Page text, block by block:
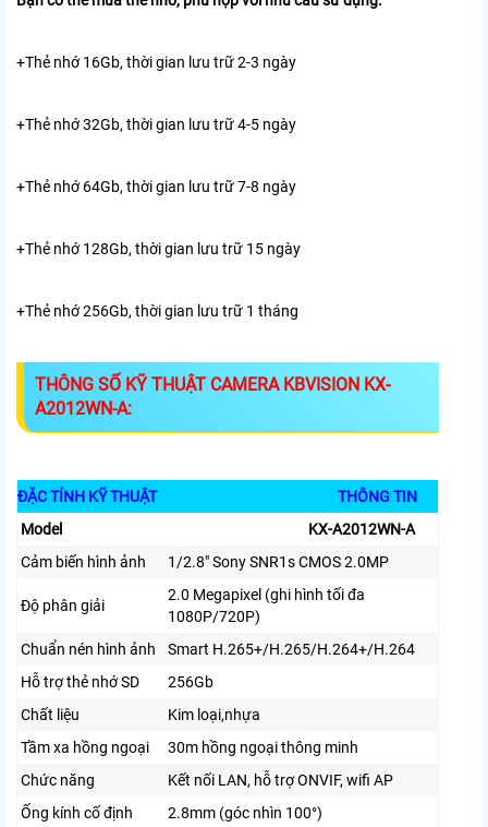
+Thẻ nhớ 16Gb, thời gian lưu trữ 2-3 ngày
+Thẻ nhớ 32Gb, thời gian lưu trữ 4-5 ngày
+Thẻ nhớ 64Gb, thời gian lưu trữ 7-8 ngày
+Thẻ nhớ 128Gb, thời gian lưu trữ 15 ngày
+Thẻ nhớ 256Gb, thời gian lưu trữ 1 tháng
THÔNG SỐ KỸ THUẬT CAMERA KBVISION KX-
A2012WN-A:
ĐẶC TÍNH KỸ THUẬT
THÔNG TIN
Model
KX-A2012WN-A
Cảm biến hình ảnh
1/2.8″ Sony SNR1s CMOS 2.0MP
Độ phân giải
2.0 Megapixel (ghi hình tối đa
1080P/720P)
Chuẩn nén hình ảnh
Smart H.265+/H.265/H.264+/H.264
Hỗ trợ thẻ nhớ SD
256Gb
Chất liệu
Kim loại,nhựa
Tầm xa hồng ngoại
30m hồng ngoại thông minh
Chức năng
Kết nối LAN, hỗ trợ ONVIF, wifi AP
Ống kính cố định
2.8mm (góc nhìn 100°)